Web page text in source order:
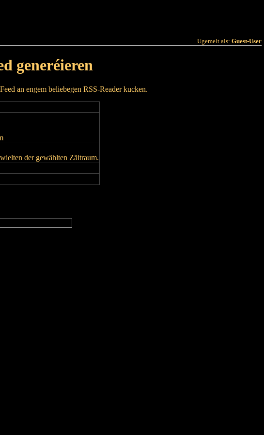
Ugemelt als: Guest-User
generéieren
an engem beliebegen RSS-Reader kucken.
der gewählten Zäitraum.